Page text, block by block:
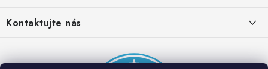
Provizní systém
Partner stránek: Super plecháček
Podmínky akce 2 + 1 zdarma
Kontaktujte nás